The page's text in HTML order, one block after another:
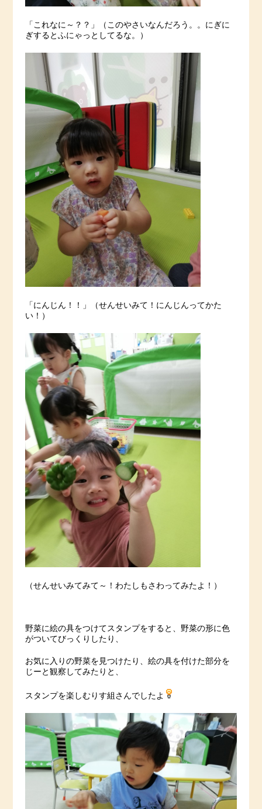
「これなに～？？」（このやさいなんだろう。。にぎに
ぎするとふにゃっとしてるな。）
「にんじん！！」（せんせいみて！にんじんってかた
い！）
（せんせいみてみて～！わたしもさわってみたよ！）
野菜に絵の具をつけてスタンプをすると、野菜の形に色
がついてびっくりしたり、
お気に入りの野菜を見つけたり、絵の具を付けた部分を
じーと観察してみたりと、
スタンプを楽しむりす組さんでしたよ